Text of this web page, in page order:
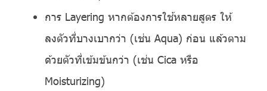
การ Layering หากต้องการใช้หลายสูตร ให้
ลงตัวที่บางเบากว่า (เช่น Aqua) ก่อน แล้วตาม
ด้วยตัวที่เข้มข้นกว่า (เช่น Cica หรือ
Moisturizing)